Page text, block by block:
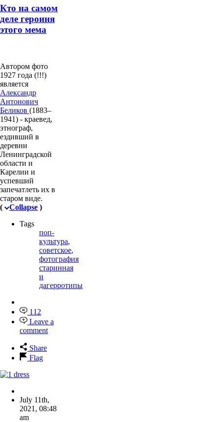
Кто на самом
деле героиня
этого мема
Автором фото
1927 года (!!!)
является
Александр
Антонович
Беликов (1883–
1941) - краевед,
этнограф,
ездивший в
деревни
Ленинградской
области и
Карелии и
успевший
запечатлеть их в
старом виде.
(
Collapse )
Tags
поп-
культура,
советское,
фотография
старинная
и
дагерротипы
112
Leave a
comment
Share
Flag
July 11th,
2021 , 08:48
am